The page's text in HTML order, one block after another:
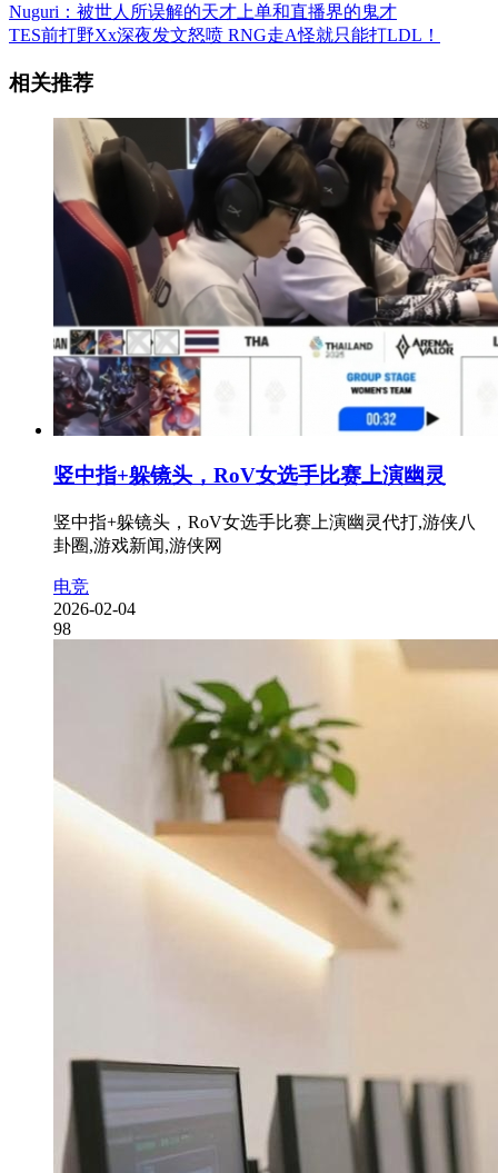
Nuguri：被世人所误解的天才上单和直播界的鬼才
TES前打野Xx深夜发文怒喷 RNG走A怪就只能打LDL！
相关推荐
竖中指+躲镜头，RoV女选手比赛上演幽灵
竖中指+躲镜头，RoV女选手比赛上演幽灵代打,游侠八
卦圈,游戏新闻,游侠网
电竞
2026-02-04
98